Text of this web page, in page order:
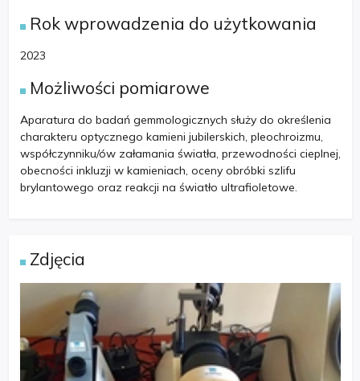
Rok wprowadzenia do użytkowania
2023
Możliwości pomiarowe
Aparatura do badań gemmologicznych służy do określenia
charakteru optycznego kamieni jubilerskich, pleochroizmu,
współczynniku/ów załamania światła, przewodności cieplnej,
obecności inkluzji w kamieniach, oceny obróbki szlifu
brylantowego oraz reakcji na światło ultrafioletowe.
Zdjęcia